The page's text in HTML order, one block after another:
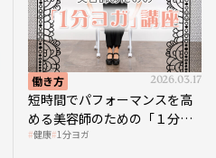
働き方 2026.03.17
短時間でパフォーマンスを高
める美容師のための「１分ヨ
ガ」講座｜実践編
健康 1分ヨガ